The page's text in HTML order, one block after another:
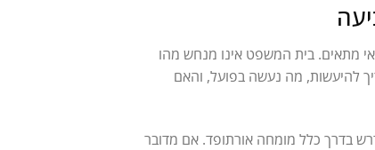
מתאים. בית המשפט אינו מנחש מהו
להיעשות, מה נעשה בפועל, והאם
בדרך כלל מומחה אורתופד. אם מדובר